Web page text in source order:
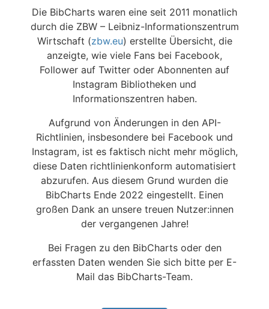
Die BibCharts waren eine seit 2011 monatlich
durch die ZBW – Leibniz-Informationszentrum
Wirtschaft (zbw.eu) erstellte Übersicht, die
anzeigte, wie viele Fans bei Facebook,
Follower auf Twitter oder Abonnenten auf
Instagram Bibliotheken und
Informationszentren haben.
Aufgrund von Änderungen in den API-
Richtlinien, insbesondere bei Facebook und
Instagram, ist es faktisch nicht mehr möglich,
diese Daten richtlinienkonform automatisiert
abzurufen. Aus diesem Grund wurden die
BibCharts Ende 2022 eingestellt. Einen
großen Dank an unsere treuen Nutzer:innen
der vergangenen Jahre!
Bei Fragen zu den BibCharts oder den
erfassten Daten wenden Sie sich bitte per E-
Mail das BibCharts-Team.